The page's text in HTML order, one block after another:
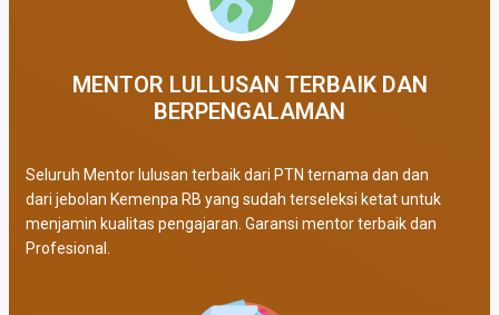
MENTOR LULLUSAN TERBAIK DAN
BERPENGALAMAN
Seluruh Mentor lulusan terbaik dari PTN ternama dan dan
dari jebolan Kemenpa RB yang sudah terseleksi ketat untuk
menjamin kualitas pengajaran. Garansi mentor terbaik dan
Profesional.